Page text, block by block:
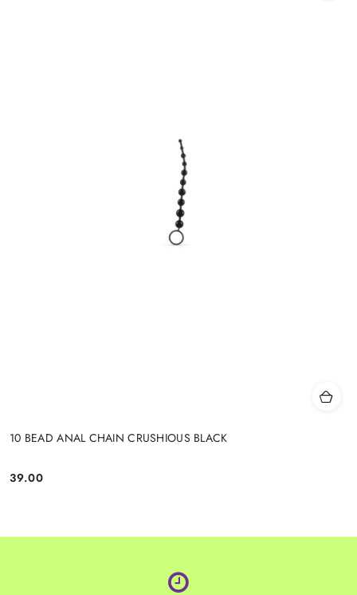
10 BEAD ANAL CHAIN CRUSHIOUS BLACK
Cena:
39.00